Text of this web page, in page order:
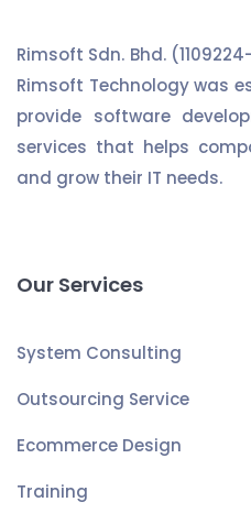
Rimsoft Sdn. Bhd.
Rimsoft Technology was
provide software
services that helps
and grow their IT needs.
Our Services
System Consulting
Outsourcing Service
Ecommerce Design
Training